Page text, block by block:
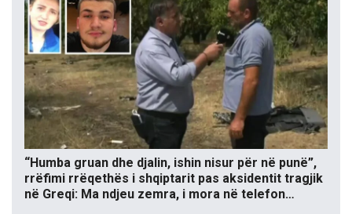
“Humba gruan dhe djalin, ishin nisur për në punë”,
rrëfimi rrëqethës i shqiptarit pas aksidentit tragjik
në Greqi: Ma ndjeu zemra, i mora në telefon…